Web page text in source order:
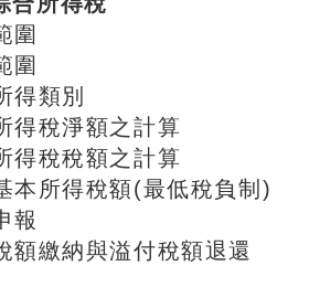
圍
圍
類別
稅淨額之計算
稅稅額之計算
所得稅額(最低稅負制)
報
繳納與溢付稅額退還